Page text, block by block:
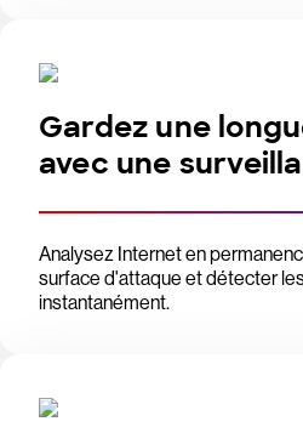
Gardez une
avec une
Analysez Internet en
surface d'attaque et détecter
instantanément.